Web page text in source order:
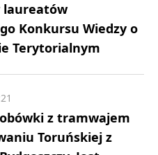
laureatów
Konkursu Wiedzy o
Terytorialnym
z tramwajem
Toruńskiej z